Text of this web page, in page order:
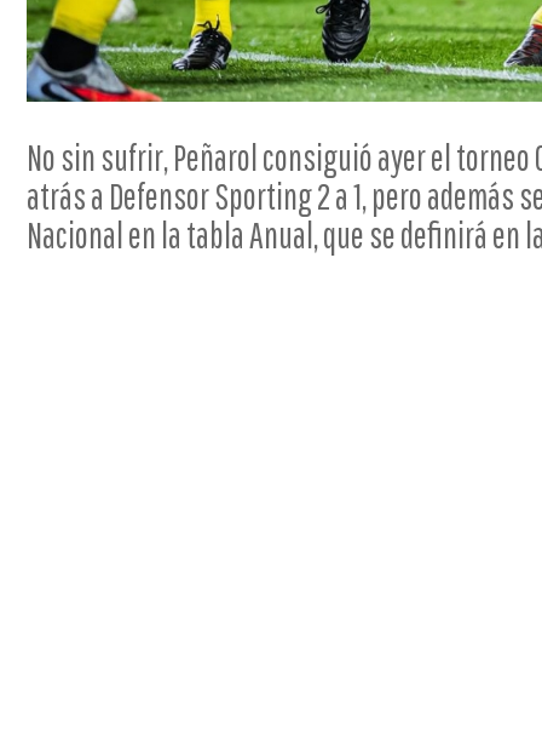
No sin sufrir, Peñarol consiguió ayer el
atrás a Defensor Sporting 2 a 1, pero además
Nacional en la tabla Anual, que se definirá en